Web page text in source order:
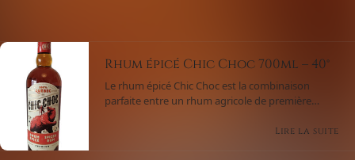
Rhum épicé Chic Choc 700ml – 40°
Le rhum épicé Chic Choc est la combinaison
parfaite entre un rhum agricole de première
québécoises. Un rhum canadien de caractère
Lire la suite